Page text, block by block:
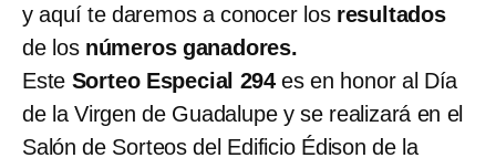
y aquí te daremos a conocer los resultados
de los números ganadores.
Este Sorteo Especial 294 es en honor al Día
de la Virgen de Guadalupe y se realizará en el
Salón de Sorteos del Edificio Édison de la